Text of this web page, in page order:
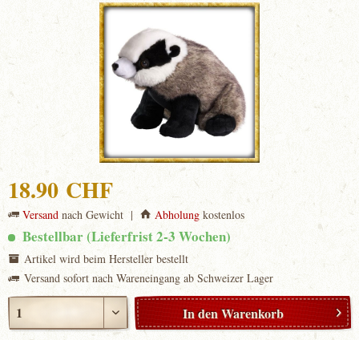
18.90 CHF
Versand nach Gewicht | Abholungkostenlos
Bestellbar (Lieferfrist 2-3 Wochen)
Artikel wird beim Hersteller bestellt
Versand sofort nach Wareneingang ab Schweizer Lager
In denWarenkorb